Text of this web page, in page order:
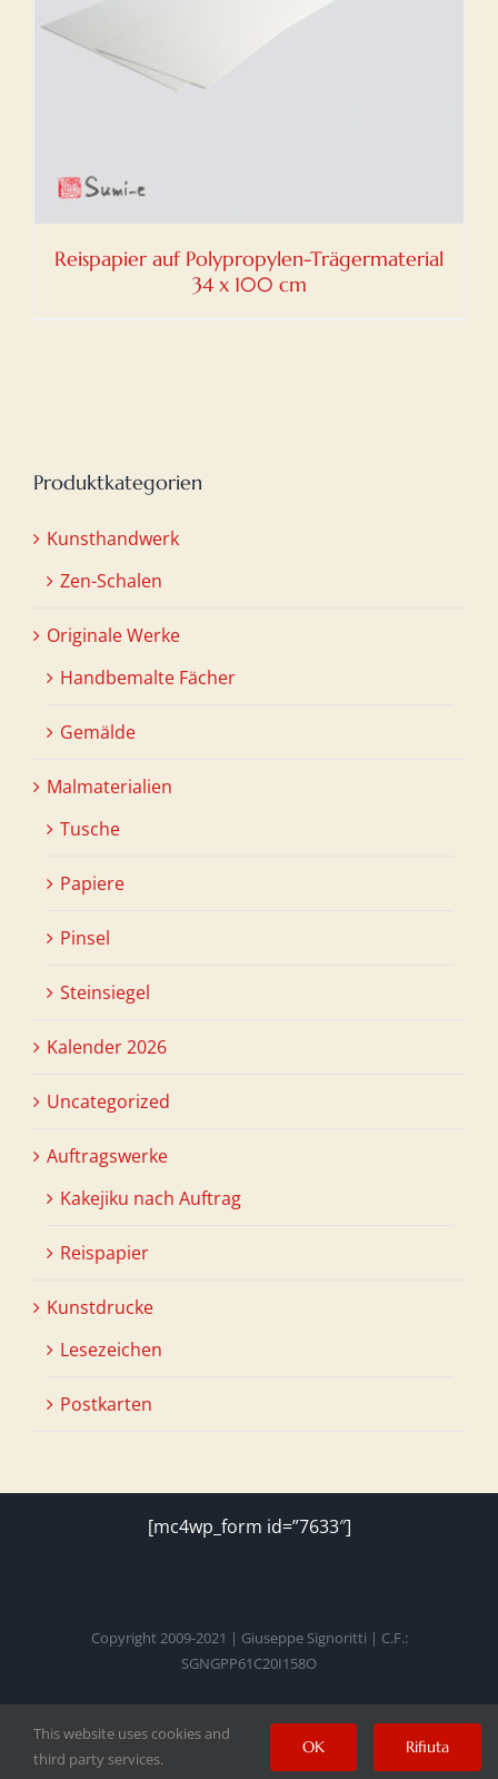
Reispapier auf Polypropylen-Trägermaterial
34 x 100 cm
Produktkategorien
Kunsthandwerk
Zen-Schalen
Originale Werke
Handbemalte Fächer
Gemälde
Malmaterialien
Tusche
Papiere
Pinsel
Steinsiegel
Kalender 2026
Uncategorized
Auftragswerke
Kakejiku nach Auftrag
Reispapier
Kunstdrucke
Lesezeichen
Postkarten
[mc4wp_form id=”7633″]
Copyright 2009-2021 | Giuseppe Signoritti | C.F.:
SGNGPP61C20I158O
Facebook
TwitterInstagram
PinterestYouTube
This website uses cookies and
third party services.
OK Rifiuta